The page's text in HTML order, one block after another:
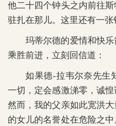
他二十四个钟头之内前往
驻扎在那儿。这里还有一张
玛蒂尔德的爱情和快
乘胜前进，立刻回信道：
如果德-拉韦尔奈先生
一切，定会感激涕零，诚惶
然而，我的父亲如此宽洪
的女儿的名誉处在危险之